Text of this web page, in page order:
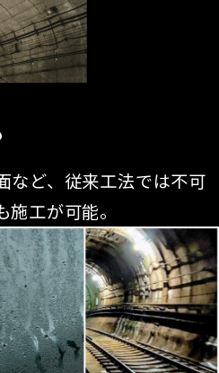
など、従来工法では不可
工が可能。